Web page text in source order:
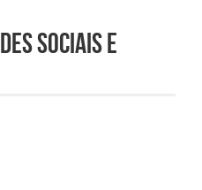
sociais e